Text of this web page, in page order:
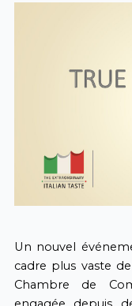
Un nouvel
cadre plus vaste de
Chambre de